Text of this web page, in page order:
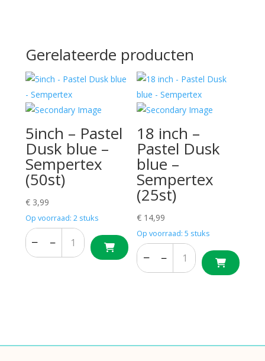
Gerelateerde producten
5inch – Pastel
Dusk blue –
Sempertex
(50st)
€3,99
Op voorraad: 2 stuks
− − + +
18 inch –
Pastel Dusk
blue –
Sempertex
(25st)
€ 14,99
Op voorraad: 5 stuks
− − + +